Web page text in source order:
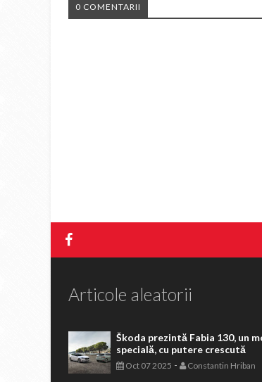
0 COMENTARII
Articole aleatorii
Škoda prezintă Fabia 130, un
specială, cu putere crescută
Oct 07 2025 - Constantin Hriban